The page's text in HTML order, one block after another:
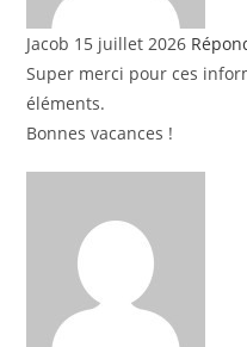
Jacob 15 juillet 2026
Super merci pour ces
éléments.
Bonnes vacances !